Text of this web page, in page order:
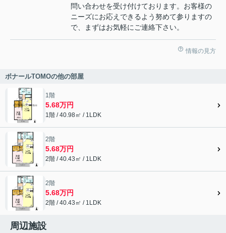
問い合わせを受け付けております。お客様の
ニーズにお応えできるよう努めて参りますの
で、まずはお気軽にご連絡下さい。
情報の見方
ボナールTOMOの他の部屋
1階
5.68万円
1階 / 40.98㎡ / 1LDK
2階
5.68万円
2階 / 40.43㎡ / 1LDK
2階
5.68万円
2階 / 40.43㎡ / 1LDK
周辺施設